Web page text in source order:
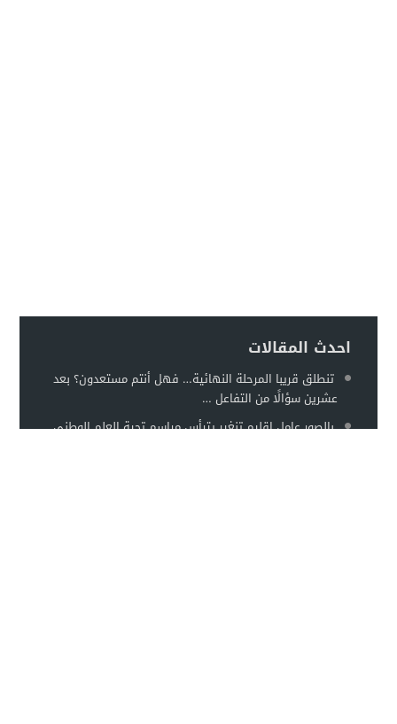
احدث المقالات
تنطلق قريبا المرحلة النهائية… فهل أنتم مستعدون؟ بعد
عشرين سؤالًا من التفاعل …
بالصور عامل إقليم تنغير يترأس مراسم تحية العلم الوطني